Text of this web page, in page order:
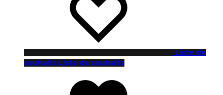
Liste de
souhaits Liste de souhaits